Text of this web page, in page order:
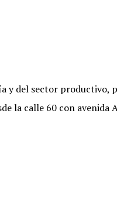
y del sector productivo,
la calle 60 con